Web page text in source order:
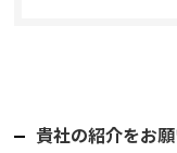
貴社の紹介をお願